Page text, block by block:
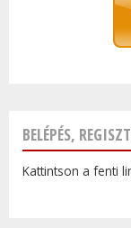
BELÉPÉS,
Kattintson a fenti